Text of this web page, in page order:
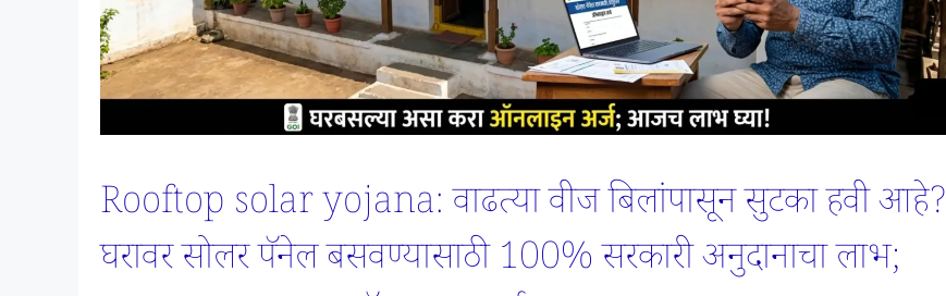
Rooftop solar yojana: वाढत्या वीज बिलांपासून सुटका हवी आहे?
घरावर सोलर पॅनेल बसवण्यासाठी 100% सरकारी अनुदानाचा लाभ;